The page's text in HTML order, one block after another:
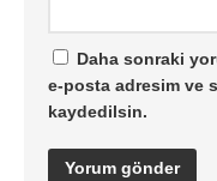
Daha sonraki
e-posta adresim ve
kaydedilsin.